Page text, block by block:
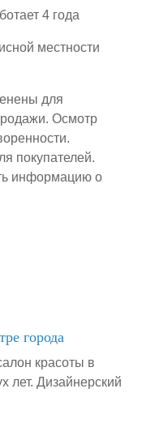
4 года
местности
для
Осмотр
покупателей.
информацию о
города
красоты в
лет. Дизайнерский